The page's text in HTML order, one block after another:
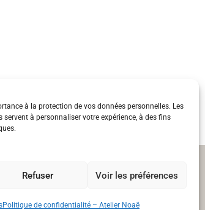
à la protection de vos données personnelles. Les
à personnaliser votre expérience, à des fins
Refuser Voir les préférences
Politique de confidentialité – Atelier Noaë
réseaux
collection